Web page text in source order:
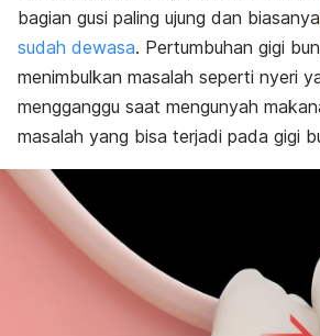
bagian gusi paling ujung dan biasanya
sudah dewasa. Pertumbuhan gigi
menimbulkan masalah seperti nyeri
mengganggu saat mengunyah
masalah yang bisa terjadi pada gigi